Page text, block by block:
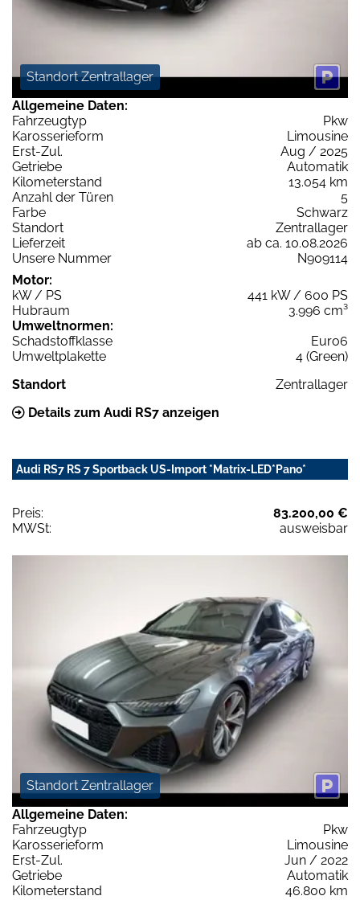
Standort Zentrallager
Allgemeine Daten:
Fahrzeugtyp
Pkw
Karosserieform
Limousine
Erst-Zul.
Aug / 2025
Getriebe
Automatik
Kilometerstand
13.054 km
Anzahl der Türen
5
Farbe
Schwarz
Standort
Zentrallager
Lieferzeit
ab ca. 10.08.2026
Unsere Nummer
N909114
Motor:
kW / PS
441 kW / 600 PS
Hubraum
3.996 cm³
Umweltnormen:
Schadstoffklasse
Euro6
Umweltplakette
4 (Green)
Standort
Zentrallager
Details zum Audi RS7 anzeigen
Audi RS7 RS 7 Sportback US-Import *Matrix-LED*Pano*
Preis:
83.200,00 €
MWSt:
ausweisbar
Standort Zentrallager
Allgemeine Daten:
Fahrzeugtyp
Pkw
Karosserieform
Limousine
Erst-Zul.
Jun / 2022
Getriebe
Automatik
Kilometerstand
46.800 km